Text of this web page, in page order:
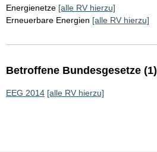
Energienetze [alle RV hierzu]
Erneuerbare Energien [alle RV hierzu]
Betroffene Bundesgesetze (1)
EEG 2014 [alle RV hierzu]